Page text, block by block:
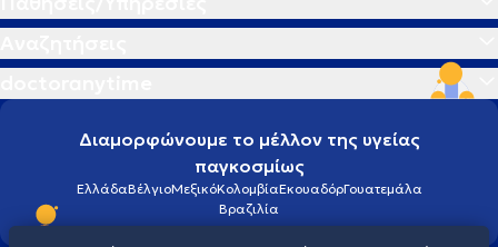
Διαμορφώνουμε το μέλλον της υγείας
παγκοσμίως
ΕλλάδαΒέλγιοΜεξικόΚολομβίαΕκουαδόρΓουατεμάλα
Βραζιλία